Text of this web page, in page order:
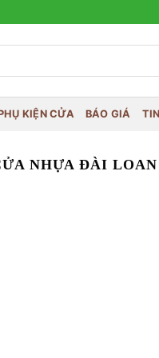
KIỆN CỬA BÁO GIÁ
NHỰA ĐÀI